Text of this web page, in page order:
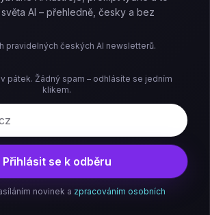
AI – přehledně, česky a bez
pravidelných českých AI newsletterů.
pátek. Žádný spam – odhlásíte se jedním
klikem.
Přihlásit se k odběru
novinek a zpracováním osobních